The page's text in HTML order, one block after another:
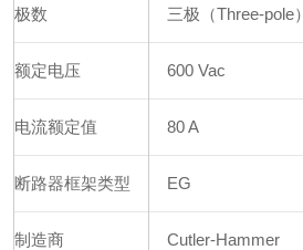
极数 三极（Three-pole）
额定电压 600 Vac
电流额定值 80 A
断路器框架类型 EG
制造商 Cutler-Hammer